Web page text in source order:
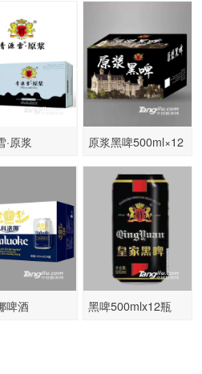
·原浆
原浆黑啤500ml×12
啤酒
黑啤500mlx12瓶